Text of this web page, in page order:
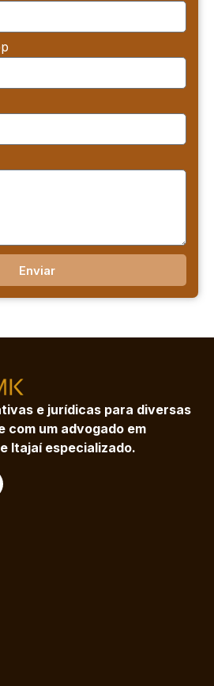
Enviar
e jurídicas para diversas
com um advogado em
Itajaí especializado.